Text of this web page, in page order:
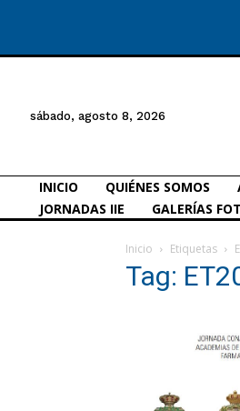
sábado, agosto 8, 2026
INICIO QUIÉNES SOMOS
JORNADAS IIE
GALERÍAS
Inicio Etiquetas
Tag: